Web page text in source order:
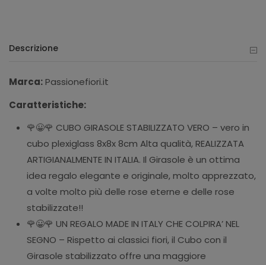
Descrizione
Marca:Passionefiori.it
Caratteristiche:
🌹😀🌹 CUBO GIRASOLE STABILIZZATO VERO – vero in
cubo plexiglass 8x8x 8cm Alta qualità, REALIZZATA
ARTIGIANALMENTE IN ITALIA. Il Girasole è un ottima
idea regalo elegante e originale, molto apprezzato,
a volte molto più delle rose eterne e delle rose
stabilizzate!!
🌹😀🌹 UN REGALO MADE IN ITALY CHE COLPIRA’ NEL
SEGNO – Rispetto ai classici fiori, il Cubo con il
Girasole stabilizzato offre una maggiore